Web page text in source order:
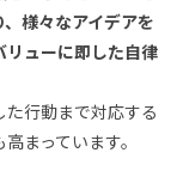
様々なアイデアを
リューに即した自律
行動まで対応する
まっています。